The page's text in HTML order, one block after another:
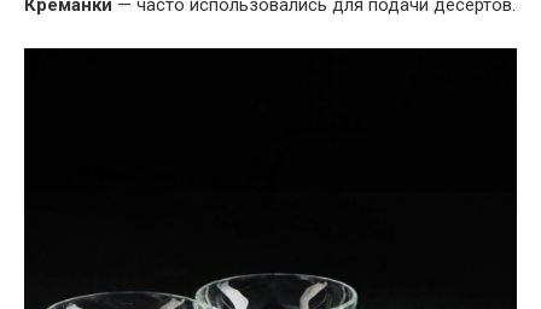
Креманки — часто использовались для подачи десертов.